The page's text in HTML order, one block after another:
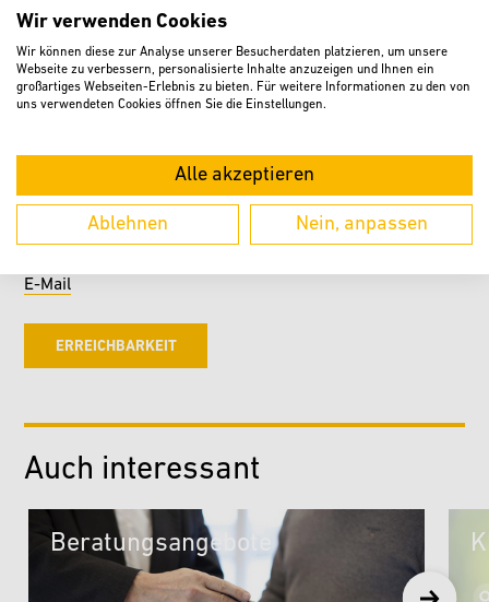
Klimaschutz
E-Mail
ERREICHBARKEIT
überwiesen.
Auch interessant
Beratungsangebote
Wir verwenden Cookies
Wir können diese zur Analyse unserer Besucherdaten platzieren, um unsere
Webseite zu verbessern, personalisierte Inhalte anzuzeigen und Ihnen ein
großartiges Webseiten-Erlebnis zu bieten. Für weitere Informationen zu den von
uns verwendeten Cookies öffnen Sie die Einstellungen.
Alle akzeptieren
Ablehnen Nein, anpassen